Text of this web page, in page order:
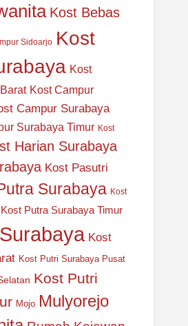
Kost Bebas
Sidoarjo Kost
Kost
Kost Campur
Campur Surabaya
Surabaya Timur Kost
Harian Surabaya
Kost Pasutri
Surabaya Kost
Kost Putra Surabaya Timur
Kost
Kost Putri Surabaya Pusat
Kost Putri
Mojo Mulyorejo